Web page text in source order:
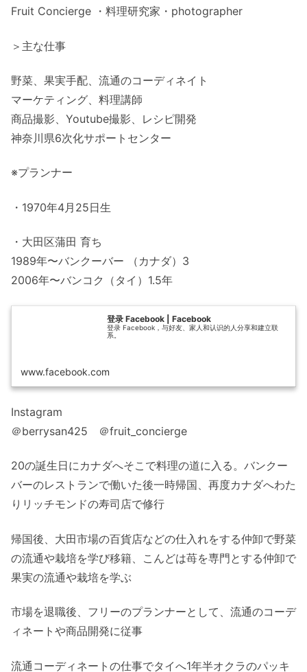
Fruit Concierge ・料理研究家・photographer
＞主な仕事
野菜、果実手配、流通のコーディネイト
マーケティング、料理講師
商品撮影、Youtube撮影、レシピ開発
神奈川県6次化サポートセンター
※プランナー
・1970年4月25日生
・大田区蒲田 育ち
1989年〜バンクーバー （カナダ）3
2006年〜バンコク（タイ）1.5年
登录 Facebook | Facebook
登录 Facebook，与好友、家人和认识的人分享和建立联
系。
www.facebook.com
Instagram
＠berrysan425 ＠fruit_concierge
20の誕生日にカナダへそこで料理の道に入る。バンクー
バーのレストランで働いた後一時帰国、再度カナダへわた
りリッチモンドの寿司店で修行
帰国後、大田市場の百貨店などの仕入れをする仲卸で野菜
の流通や栽培を学び移籍、こんどは苺を専門とする仲卸で
果実の流通や栽培を学ぶ
市場を退職後、フリーのプランナーとして、流通のコーデ
ィネートや商品開発に従事
流通コーディネートの仕事でタイへ1年半オクラのパッキ